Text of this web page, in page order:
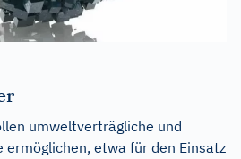
umweltverträgliche und
ermöglichen, etwa für den Einsatz